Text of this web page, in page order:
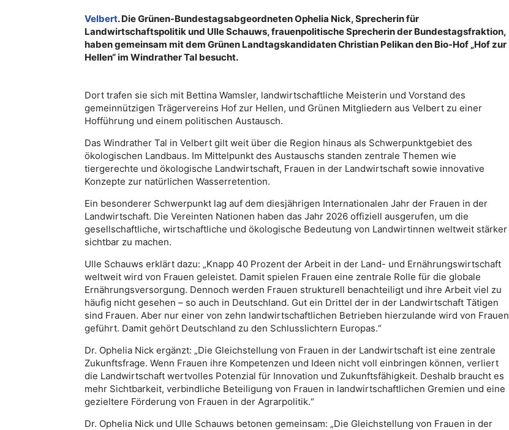
Velbert. Die Grünen-Bundestagsabgeordneten Ophelia Nick, Sprecherin für
Landwirtschaftspolitik und Ulle Schauws, frauenpolitische Sprecherin der Bundestagsfraktion,
haben gemeinsam mit dem Grünen Landtagskandidaten Christian Pelikan den Bio-Hof „Hof zur
Hellen“ im Windrather Tal besucht.
Dort trafen sie sich mit Bettina Wamsler, landwirtschaftliche Meisterin und Vorstand des
gemeinnützigen Trägervereins Hof zur Hellen, und Grünen Mitgliedern aus Velbert zu einer
Hofführung und einem politischen Austausch.
Das Windrather Tal in Velbert gilt weit über die Region hinaus als Schwerpunktgebiet des
ökologischen Landbaus. Im Mittelpunkt des Austauschs standen zentrale Themen wie
tiergerechte und ökologische Landwirtschaft, Frauen in der Landwirtschaft sowie innovative
Konzepte zur natürlichen Wasserretention.
Ein besonderer Schwerpunkt lag auf dem diesjährigen Internationalen Jahr der Frauen in der
Landwirtschaft. Die Vereinten Nationen haben das Jahr 2026 offiziell ausgerufen, um die
gesellschaftliche, wirtschaftliche und ökologische Bedeutung von Landwirtinnen weltweit stärker
sichtbar zu machen.
Ulle Schauws erklärt dazu: „Knapp 40 Prozent der Arbeit in der Land- und Ernährungswirtschaft
weltweit wird von Frauen geleistet. Damit spielen Frauen eine zentrale Rolle für die globale
Ernährungsversorgung. Dennoch werden Frauen strukturell benachteiligt und ihre Arbeit viel zu
häufig nicht gesehen – so auch in Deutschland. Gut ein Drittel der in der Landwirtschaft Tätigen
sind Frauen. Aber nur einer von zehn landwirtschaftlichen Betrieben hierzulande wird von Frauen
geführt. Damit gehört Deutschland zu den Schlusslichtern Europas.“
Dr. Ophelia Nick ergänzt: „Die Gleichstellung von Frauen in der Landwirtschaft ist eine zentrale
Zukunftsfrage. Wenn Frauen ihre Kompetenzen und Ideen nicht voll einbringen können, verliert
die Landwirtschaft wertvolles Potenzial für Innovation und Zukunftsfähigkeit. Deshalb braucht es
mehr Sichtbarkeit, verbindliche Beteiligung von Frauen in landwirtschaftlichen Gremien und eine
gezieltere Förderung von Frauen in der Agrarpolitik.“
Dr. Ophelia Nick und Ulle Schauws betonen gemeinsam: „Die Gleichstellung von Frauen in der